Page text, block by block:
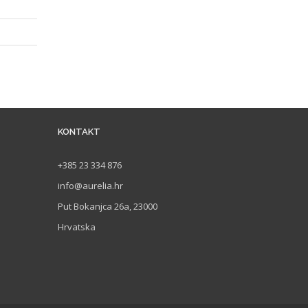
KONTAKT
+385 23 334 876
info@aurelia.hr
Put Bokanjca 26a, 23000
Hrvatska